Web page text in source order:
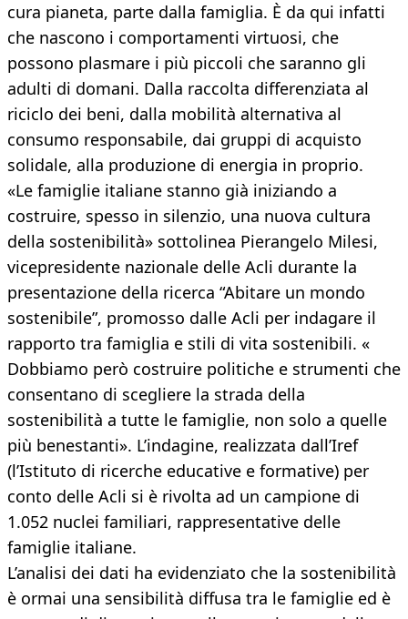
cura pianeta, parte dalla famiglia. È da qui infatti
che nascono i comportamenti virtuosi, che
possono plasmare i più piccoli che saranno gli
adulti di domani. Dalla raccolta differenziata al
riciclo dei beni, dalla mobilità alternativa al
consumo responsabile, dai gruppi di acquisto
solidale, alla produzione di energia in proprio.
«Le famiglie italiane stanno già iniziando a
costruire, spesso in silenzio, una nuova cultura
della sostenibilità» sottolinea Pierangelo Milesi,
vicepresidente nazionale delle Acli durante la
presentazione della ricerca “Abitare un mondo
sostenibile”, promosso dalle Acli per indagare il
rapporto tra famiglia e stili di vita sostenibili. «
Dobbiamo però costruire politiche e strumenti che
consentano di scegliere la strada della
sostenibilità a tutte le famiglie, non solo a quelle
più benestanti». L’indagine, realizzata dall’Iref
(l’Istituto di ricerche educative e formative) per
conto delle Acli si è rivolta ad un campione di
1.052 nuclei familiari, rappresentative delle
famiglie italiane.
L’analisi dei dati ha evidenziato che la sostenibilità
è ormai una sensibilità diffusa tra le famiglie ed è